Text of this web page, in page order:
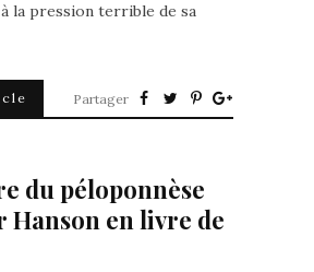
la pression terrible de sa
Partager
du péloponnèse
Hanson en livre de